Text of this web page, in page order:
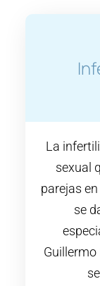
La
sexual
parejas
se
Guillermo